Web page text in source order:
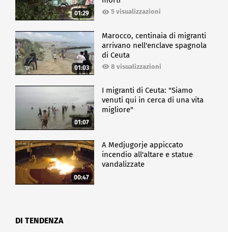
01:29 5 visualizzazioni
01:03
Marocco, centinaia di migranti
arrivano nell'enclave spagnola
di Ceuta
8 visualizzazioni
01:07
I migranti di Ceuta: "Siamo
venuti qui in cerca di una vita
migliore"
00:47
A Medjugorje appiccato
incendio all'altare e statue
vandalizzate
DI TENDENZA